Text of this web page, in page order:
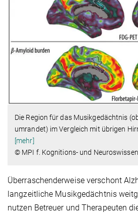
Die Region für das Musikgedächtnis
umrandet) im Vergleich mit übrigen
[mehr]
© MPI f. Kognitions- und
Überraschenderweise verschont
langzeitliche Musikgedächtnis
nutzen Betreuer und Therapeuten